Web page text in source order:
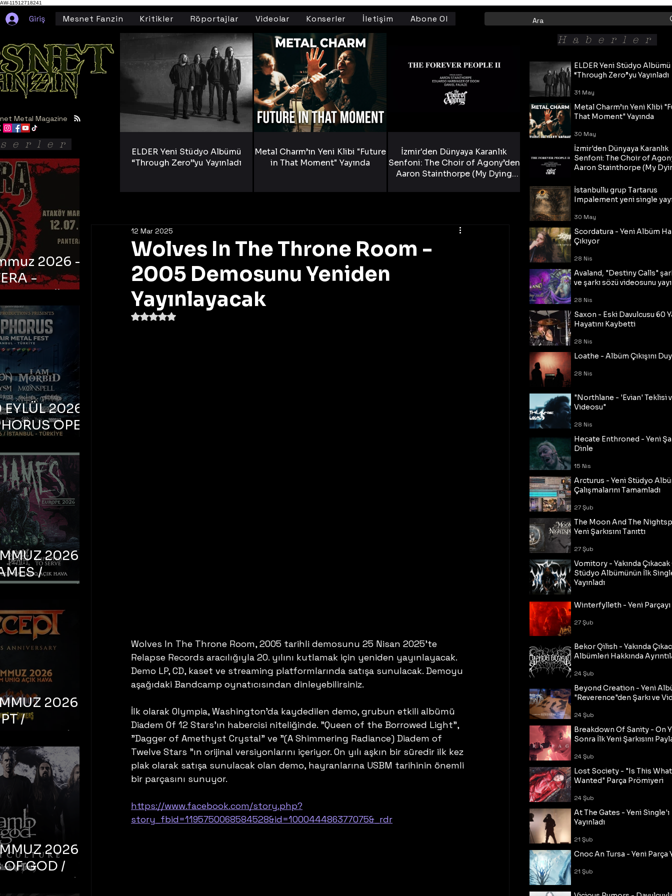
AW-11512718241
Giriş Mesnet Fanzin Kritikler Röportajlar Videolar Konserler İletişim Abone Ol
Wolves In The Throne Room -
2005 Demosunu Yeniden
Yayınlayacak
12 Mar 2025
5 üzerinden NaN yıldız
Wolves In The Throne Room, 2005 tarihli demosunu 25 Nisan 2025'te
Relapse Records aracılığıyla 20. yılını kutlamak için yeniden yayınlayacak.
Demo LP, CD, kaset ve streaming platformlarında satışa sunulacak. Demoyu
aşağıdaki Bandcamp oynatıcısından dinleyebilirsiniz.
İlk olarak Olympia, Washington'da kaydedilen demo, grubun etkili albümü
Diadem Of 12 Stars'ın habercisi niteliğinde. "Queen of the Borrowed Light",
"Dagger of Amethyst Crystal" ve "(A Shimmering Radiance) Diadem of
Twelve Stars "ın orijinal versiyonlarını içeriyor. On yılı aşkın bir süredir ilk kez
plak olarak satışa sunulacak olan demo, hayranlarına USBM tarihinin önemli
bir parçasını sunuyor.
https://www.facebook.com/story.php?
story_fbid=1195750068584528&id=100044486377075&_rdr
Metal Magazine
ELDER Yeni Stüdyo Albümü
“Through Zero”yu Yayınladı
Metal Charm’ın Yeni Klibi "Future
in That Moment" Yayında
İzmir'den Dünyaya Karanlık
Senfoni: The Choir of Agony’den
Aaron Stainthorpe (My Dying
2026 -
-
Ataköy
Arena
2026 –
OPEN
FEST
2026 –
/
DEATH /
– İstanbul,
Uniq
2026 –
/
/
‘N’
– İstanbul,
Uniq
2026 –
OF GOD /
CULTURE /
ELDER Yeni Stüdyo Albümü
“Through Zero”yu Yayınladı
31 May
Metal Charm’ın Yeni Klibi
That Moment" Yayında
30 May
İzmir'den Dünyaya Karanlık
Senfoni: The Choir of
Aaron Stainthorpe (My
Tekli!
30 May
İstanbullu grup Tartarus
Impalement yeni single
30 May
Scordatura - Yeni Albüm
Çıkıyor
28 Nis
Avaland, "Destiny Calls"
ve şarkı sözü videosunu
28 Nis
Saxon - Eski Davulcusu 60
Hayatını Kaybetti
28 Nis
Loathe - Albüm Çıkışını
28 Nis
"Northlane - 'Evian' Teklisi
Videosu"
28 Nis
Hecate Enthroned - Yeni
Dinle
15 Nis
Arcturus - Yeni Stüdyo
Çalışmalarını Tamamladı
27 Şub
The Moon And The
Yeni Şarkısını Tanıttı
27 Şub
Vomitory - Yakında
Stüdyo Albümünün İlk
Yayınladı
Winterfylleth - Yeni Parçayı
27 Şub
Bekor Qilish - Yakında
Albümleri Hakkında
24 Şub
Beyond Creation - Yeni
"Reverence"den Şarkı ve
24 Şub
Breakdown Of Sanity - On
Sonra İlk Yeni Şarkısını
24 Şub
Lost Society - "Is This
Wanted" Parça Prömiyeri
24 Şub
At The Gates - Yeni Single'ı
Yayınladı
21 Şub
Cnoc An Tursa - Yeni Parça
21 Şub
Haberler